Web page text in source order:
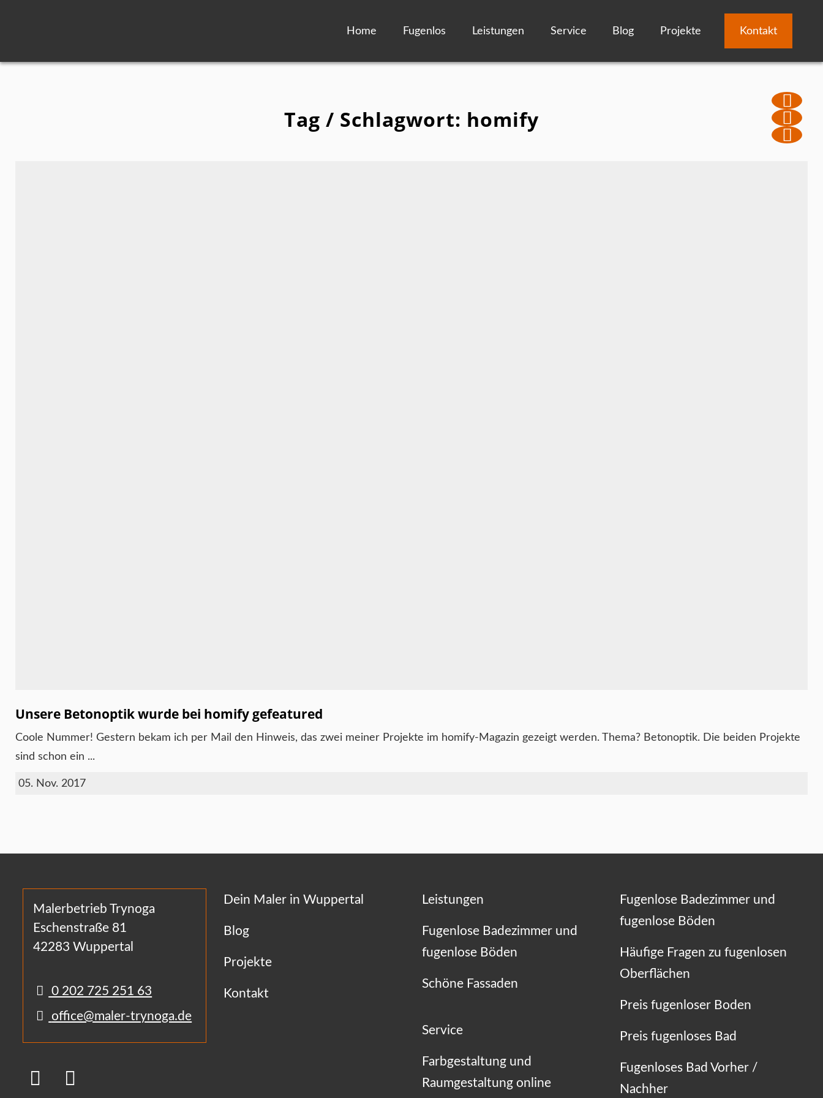
Home Fugenlos Leistungen Service Blog Projekte Kontakt
Tag / Schlagwort: homify
Unsere Betonoptik wurde bei homify gefeatured
Coole Nummer! Gestern bekam ich per Mail den Hinweis, das zwei meiner Projekte im homify-Magazin gezeigt werden. Thema? Betonoptik. Die beiden Projekte
sind schon ein ...
05. Nov. 2017
Malerbetrieb Trynoga
Eschenstraße 81
42283 Wuppertal
0 202 725 251 63
office@maler-trynoga.de
Dein Maler in Wuppertal
Blog
Projekte
Kontakt
Leistungen
Fugenlose Badezimmer und
fugenlose Böden
Schöne Fassaden
Service
Farbgestaltung und
Raumgestaltung online
Fugenlose Badezimmer und
fugenlose Böden
Häufige Fragen zu fugenlosen
Oberflächen
Preis fugenloser Boden
Preis fugenloses Bad
Fugenloses Bad Vorher /
Nachher